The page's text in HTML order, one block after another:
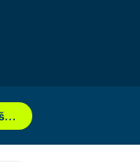
Přihlášení